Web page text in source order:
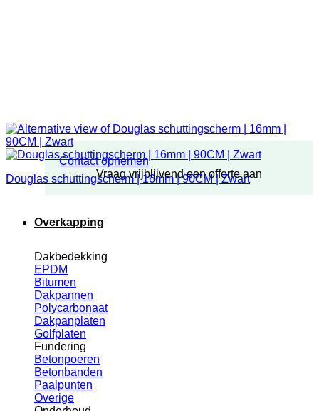
Contact opnemen
Vraag vrijblijvend een offerte aan
Overkapping
Dakbedekking
EPDM
Bitumen
Dakpannen
Polycarbonaat
Dakpanplaten
Golfplaten
Fundering
Betonpoeren
Betonbanden
Paalpunten
Overige
Douglas schuttingscherm | 16mm | 90CM | Zwart